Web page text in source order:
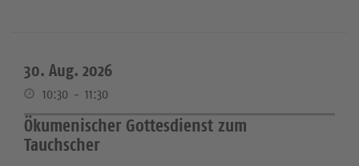
30. Aug. 2026
10:30 - 11:30
Ökumenischer Gottesdienst zum
Tauchscher